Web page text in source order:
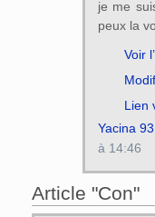
je me
peux la
Voir
Lien
Yacina 93
à 14:46
Article "Con"